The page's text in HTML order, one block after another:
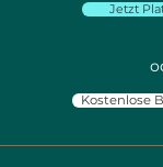
Jetzt
Kostenlose